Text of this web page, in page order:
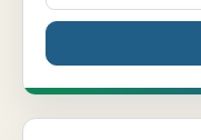
Butiksmedarbejder i